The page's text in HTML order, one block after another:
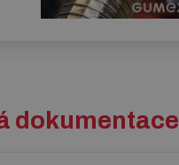
dokumentace